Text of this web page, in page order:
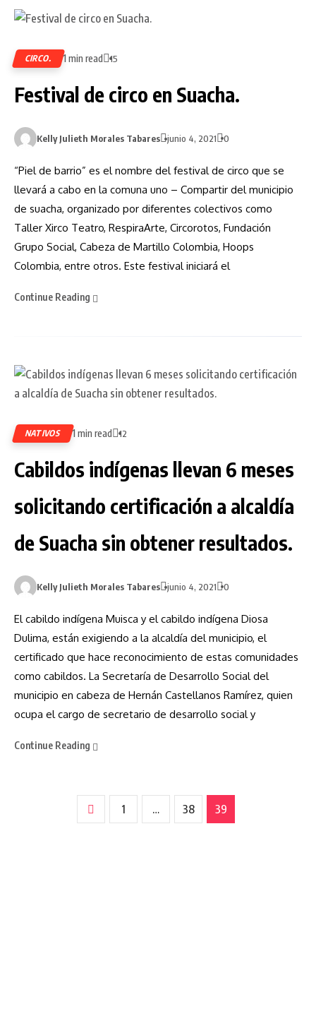
CIRCO. 1 min read 15
Festival de circo en Suacha.
Kelly Julieth Morales Tabares junio 4, 2021 0
“Piel de barrio” es el nombre del festival de circo que se
llevará a cabo en la comuna uno – Compartir del municipio
de suacha, organizado por diferentes colectivos como
Taller Xirco Teatro, RespiraArte, Circorotos, Fundación
Grupo Social, Cabeza de Martillo Colombia, Hoops
Colombia, entre otros. Este festival iniciará el
Continue Reading
NATIVOS 1 min read 12
Cabildos indígenas llevan 6 meses
solicitando certificación a alcaldía
de Suacha sin obtener resultados.
Kelly Julieth Morales Tabares junio 4, 2021 0
El cabildo indígena Muisca y el cabildo indígena Diosa
Dulima, están exigiendo a la alcaldía del municipio, el
certificado que hace reconocimiento de estas comunidades
como cabildos. La Secretaría de Desarrollo Social del
municipio en cabeza de Hernán Castellanos Ramírez, quien
ocupa el cargo de secretario de desarrollo social y
Continue Reading
1 … 38 39